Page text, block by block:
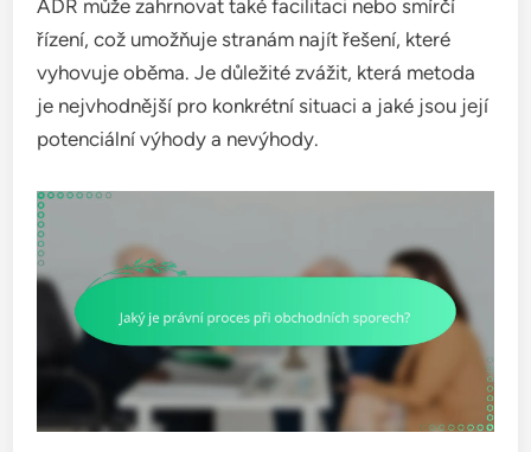
ADR může zahrnovat také facilitaci nebo smírčí
řízení, což umožňuje stranám najít řešení, které
vyhovuje oběma. Je důležité zvážit, která metoda
je nejvhodnější pro konkrétní situaci a jaké jsou její
potenciální výhody a nevýhody.